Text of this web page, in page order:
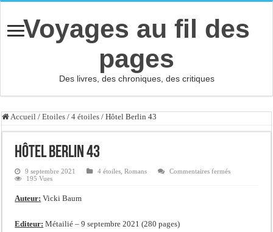
Voyages au fil des
pages
Des livres, des chroniques, des critiques
Accueil / Etoiles / 4 étoiles / Hôtel Berlin 43
Hôtel Berlin 43
9 septembre 2021 4 étoiles ,Romans Commentaires ferméssur
195 Vues
Auteur: Vicki Baum
Editeur: Métailié – 9 septembre 2021 (280 pages)